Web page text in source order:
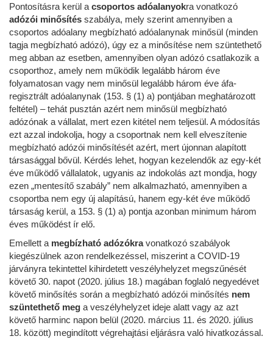
Pontosításra kerül a csoportos adóalanyokra vonatkozó
adózói minősítés szabálya, mely szerint amennyiben a
csoportos adóalany megbízható adóalanynak minősül (minden
tagja megbízható adózó), úgy ez a minősítése nem szüntethető
meg abban az esetben, amennyiben olyan adózó csatlakozik a
csoporthoz, amely nem működik legalább három éve
folyamatosan vagy nem minősül legalább három éve áfa-
regisztrált adóalanynak (153. § (1) a) pontjában meghatározott
feltétel) – tehát pusztán azért nem minősül megbízható
adózónak a vállalat, mert ezen kitétel nem teljesül. A módosítás
ezt azzal indokolja, hogy a csoportnak nem kell elveszítenie
megbízható adózói minősítését azért, mert újonnan alapított
társasággal bővül. Kérdés lehet, hogyan kezelendők az egy-két
éve működő vállalatok, ugyanis az indokolás azt mondja, hogy
ezen „mentesítő szabály” nem alkalmazható, amennyiben a
csoportba nem egy új alapítású, hanem egy-két éve működő
társaság kerül, a 153. § (1) a) pontja azonban minimum három
éves működést ír elő.
Emellett a megbízható adózókravonatkozó szabályok
kiegészülnek azon rendelkezéssel, miszerint a COVID-19
járványra tekintettel kihirdetett veszélyhelyzet megszűnését
követő 30. napot (2020. július 18.) magában foglaló negyedévet
követő minősítés során a megbízható adózói minősítés nem
szüntethető meg a veszélyhelyzet ideje alatt vagy az azt
követő harminc napon belül (2020. március 11. és 2020. július
18. között) megindított végrehajtási eljárásra való hivatkozással.